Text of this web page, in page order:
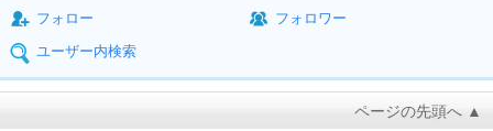
フォロー
フォロワー
ユーザー内検索
ページの先頭へ ▲